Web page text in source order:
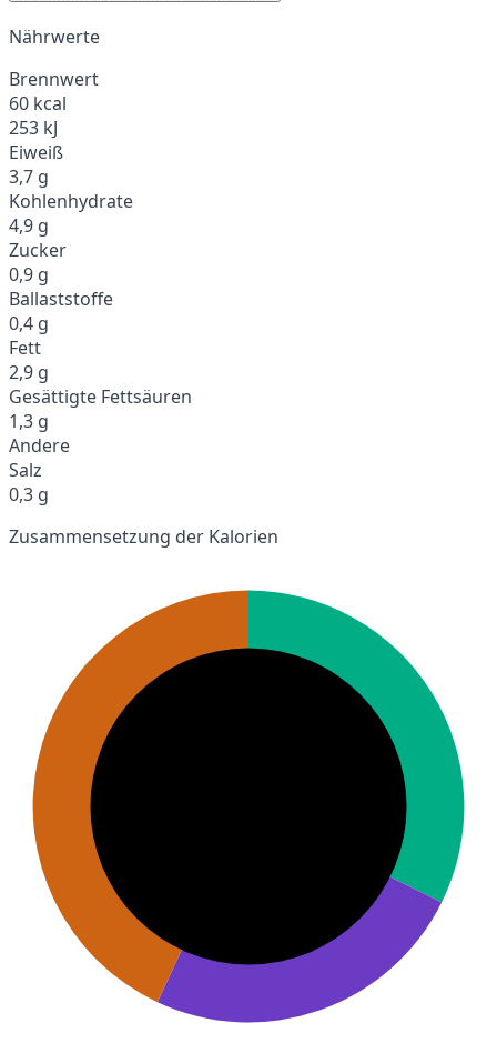
Nährwerte
Brennwert
60 kcal
253 kJ
Eiweiß
3,7 g
Kohlenhydrate
4,9 g
Zucker
0,9 g
Ballaststoffe
0,4 g
Fett
2,9 g
Gesättigte Fettsäuren
1,3 g
Andere
Salz
0,3 g
Zusammensetzung der Kalorien